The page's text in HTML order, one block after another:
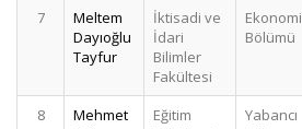
7
Meltem
Dayıoğlu
Tayfur
İktisadi ve
İdari
Bilimler
Fakültesi
Ekonomi
Bölümü
8
Mehmet
Eğitim
Yabancı